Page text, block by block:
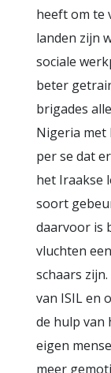
heeft om te
landen zijn
sociale
beter
brigades
Nigeria met
per se dat
het Iraakse
soort
daarvoor is
vluchten
schaars
van ISIL en
de hulp van
eigen
meer